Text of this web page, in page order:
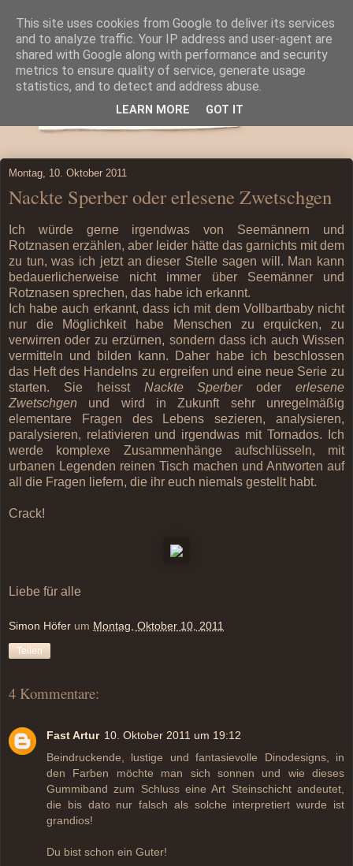
Montag, 10. Oktober 2011
Nackte Sperber oder erlesene Zwetschgen
Ich würde gerne irgendwas von Seemännern und
Rotznasen erzählen, aber leider hätte das garnichts mit dem
zu tun, was ich jetzt an dieser Stelle sagen will. Man kann
bedauerlicherweise nicht immer über Seemänner und
Rotznasen sprechen, das habe ich erkannt.
Ich habe auch erkannt, dass ich mit dem Vollbartbaby nicht
nur die Möglichkeit habe Menschen zu erquicken, zu
verwirren oder zu erzürnen, sondern dass ich auch Wissen
vermitteln und bilden kann. Daher habe ich beschlossen
das Heft des Handelns zu ergreifen und eine neue Serie zu
starten. Sie heisst Nackte Sperberodererlesene
Zwetschgen und wird in Zukunft sehr unregelmäßig
elementare Fragen des Lebens sezieren, analysieren,
paralysieren, relativieren und irgendwas mit Tornados. Ich
werde komplexe Zusammenhänge aufschlüsseln, mit
urbanen Legenden reinen Tisch machen und Antworten auf
all die Fragen liefern, die ihr euch niemals gestellt habt.
Crack!
Liebe für alle
Simon Höfer um Montag, Oktober 10, 2011
Teilen
4 Kommentare:
Fast Artur 10. Oktober 2011 um 19:12
Beindruckende, lustige und fantasievolle Dinodesigns, in
den Farben möchte man sich sonnen und wie dieses
Gummiband zum Schluss eine Art Steinschicht andeutet,
die bis dato nur falsch als solche interpretiert wurde ist
grandios!
Du bist schon ein Guter!
This site uses cookies from Google to deliver its services
and to analyze traffic. Your IP address and user-agent are
shared with Google along with performance and security
metrics to ensure quality of service, generate usage
statistics, and to detect and address abuse.
LEARN MORE GOT IT